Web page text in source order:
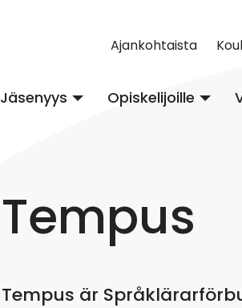
Jäsenyys Opiskelijoille
Ajankohtaista
Tempus
Tempus är